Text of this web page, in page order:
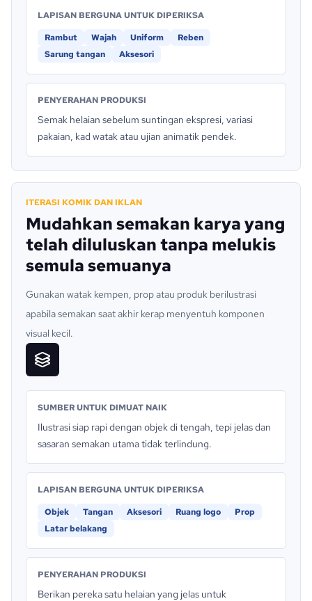
LAPISAN BERGUNA UNTUK DIPERIKSA
Rambut
Wajah Uniform
Reben
Sarung tangan
Aksesori
PENYERAHAN PRODUKSI
Semak helaian sebelum suntingan ekspresi, variasi
pakaian, kad watak atau ujian animatik pendek.
ITERASI KOMIK DAN IKLAN
Mudahkan semakan karya yang
telah diluluskan tanpa melukis
semula semuanya
Gunakan watak kempen, prop atau produk berilustrasi
apabila semakan saat akhir kerap menyentuh komponen
visual kecil.
SUMBER UNTUK DIMUAT NAIK
Ilustrasi siap rapi dengan objek di tengah, tepi jelas dan
sasaran semakan utama tidak terlindung.
LAPISAN BERGUNA UNTUK DIPERIKSA
Objek
Tangan Aksesori Ruang logo
Prop
Latar belakang
PENYERAHAN PRODUKSI
Berikan pereka satu helaian yang jelas untuk